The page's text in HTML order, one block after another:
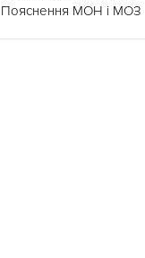
Пояснення МОН і МОЗ